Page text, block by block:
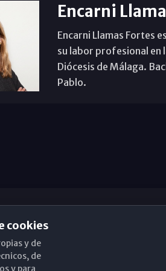
Encarni
Encarni Llamas Fortes
su labor profesional en
Diócesis de Málaga.
Pablo.
de Málaga
cookies
y de
de
y para